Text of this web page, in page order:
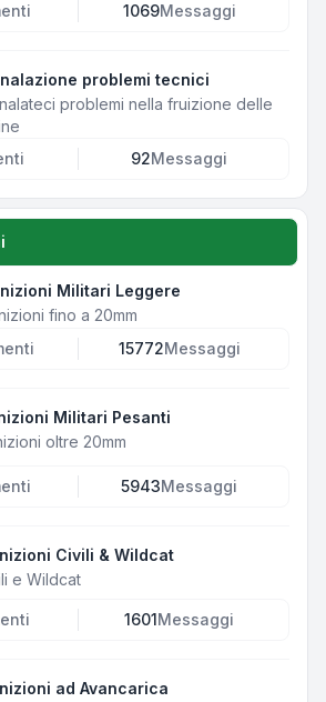
1069Messaggi
problemi tecnici
problemi nella fruizione delle
92Messaggi
Militari Leggere
fino a 20mm
15772Messaggi
Militari Pesanti
oltre 20mm
5943Messaggi
Civili & Wildcat
e Wildcat
1601 Messaggi
ad Avancarica